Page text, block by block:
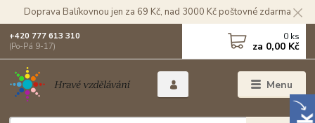
Doprava Balíkovnou jen za 69 Kč, nad 3000 Kč poštovné zdarma
Menu
+420 777 613 310
(Po-Pá 9-17)
0 ks
za 0,00 Kč